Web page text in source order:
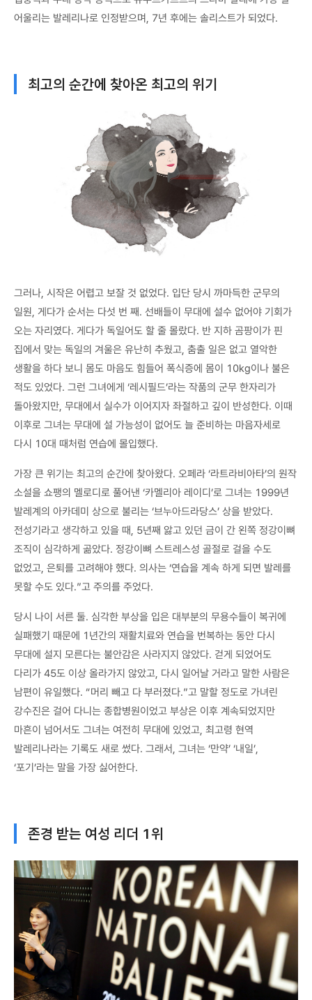
어울리는 발레리나로 인정받으며, 7년 후에는 솔리스트가 되었다.
최고의 순간에 찾아온 최고의 위기
그러나, 시작은 어렵고 보잘 것 없었다. 입단 당시 까마득한 군무의
일원, 게다가 순서는 다섯 번 째. 선배들이 무대에 설수 없어야 기회가
오는 자리였다. 게다가 독일어도 할 줄 몰랐다. 반 지하 곰팡이가 핀
집에서 맞는 독일의 겨울은 유난히 추웠고, 춤출 일은 없고 열악한
생활을 하다 보니 몸도 마음도 힘들어 폭식증에 몸이 10kg이나 불은
적도 있었다. 그런 그녀에게 ‘레시필드’라는 작품의 군무 한자리가
돌아왔지만, 무대에서 실수가 이어지자 좌절하고 깊이 반성한다. 이때
이후로 그녀는 무대에 설 가능성이 없어도 늘 준비하는 마음자세로
다시 10대 때처럼 연습에 몰입했다.
가장 큰 위기는 최고의 순간에 찾아왔다. 오페라 ‘라트라비아타’의 원작
소설을 쇼팽의 멜로디로 풀어낸 ‘카멜리아 레이디’로 그녀는 1999년
발레계의 아카데미 상으로 불리는 ‘브누아드라당스’ 상을 받았다.
전성기라고 생각하고 있을 때, 5년째 앓고 있던 금이 간 왼쪽 정강이뼈
조직이 심각하게 곪았다. 정강이뼈 스트레스성 골절로 걸을 수도
없었고, 은퇴를 고려해야 했다. 의사는 ‘연습을 계속 하게 되면 발레를
못할 수도 있다.”고 주의를 주었다.
당시 나이 서른 둘. 심각한 부상을 입은 대부분의 무용수들이 복귀에
실패했기 때문에 1년간의 재활치료와 연습을 번복하는 동안 다시
무대에 설지 모른다는 불안감은 사라지지 않았다. 걷게 되었어도
다리가 45도 이상 올라가지 않았고, 다시 일어날 거라고 말한 사람은
남편이 유일했다. “머리 빼고 다 부러졌다.”고 말할 정도로 가녀린
강수진은 걸어 다니는 종합병원이었고 부상은 이후 계속되었지만
마흔이 넘어서도 그녀는 여전히 무대에 있었고, 최고령 현역
발레리나라는 기록도 새로 썼다. 그래서, 그녀는 ‘만약’ ‘내일’,
‘포기’라는 말을 가장 싫어한다.
존경 받는 여성 리더 1위